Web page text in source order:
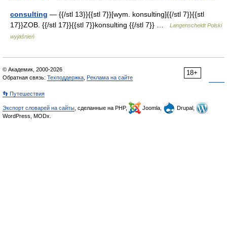
consulting — {{/stl 13}}{{stl 7}}[wym. konsulting]{{/stl 7}}{{stl
17}}ZOB. {{/stl 17}}{{stl 7}}konsulting {{/stl 7}} …
Langenscheidt Polski
wyjaśnień
18+
© Академик, 2000-2026
Обратная связь: Техподдержка Реклама на сайте
👣 Путешествия
Экспорт словарей на сайты , сделанные на PHP, Joomla,
Drupal,
WordPress, MODx.